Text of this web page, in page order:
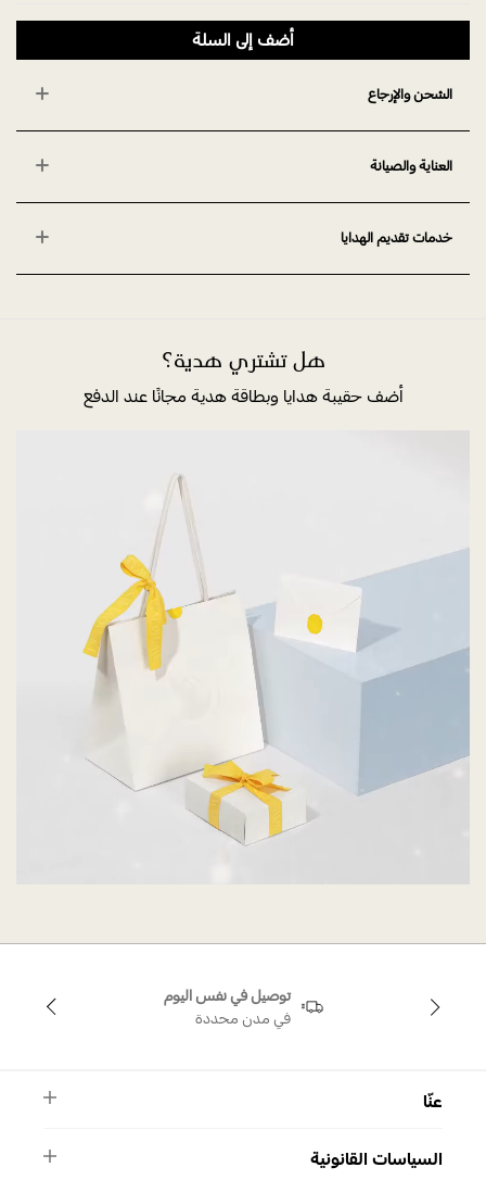
أضف إلى السلة
الشحن والإرجاع
العناية والصيانة
خدمات تقديم الهدايا
هل تشتري هدية؟
أضف حقيبة هدايا وبطاقة هدية مجانًا عند الدفع
توصيل في نفس اليوم
في مدن محددة
عنّا
الأسئلة الشائعة
السياسات القانونية